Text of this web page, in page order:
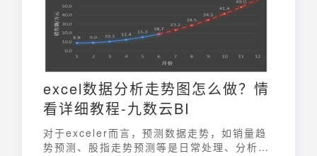
excel数据分析走势图怎么做？情
看详细教程-九数云BI
对于exceler而言，预测数据走势，如销量趋
势预测、股指走势预测等是日常处理、分析数